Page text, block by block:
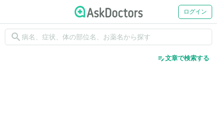
ログイン
search
edit_note文章で検索する